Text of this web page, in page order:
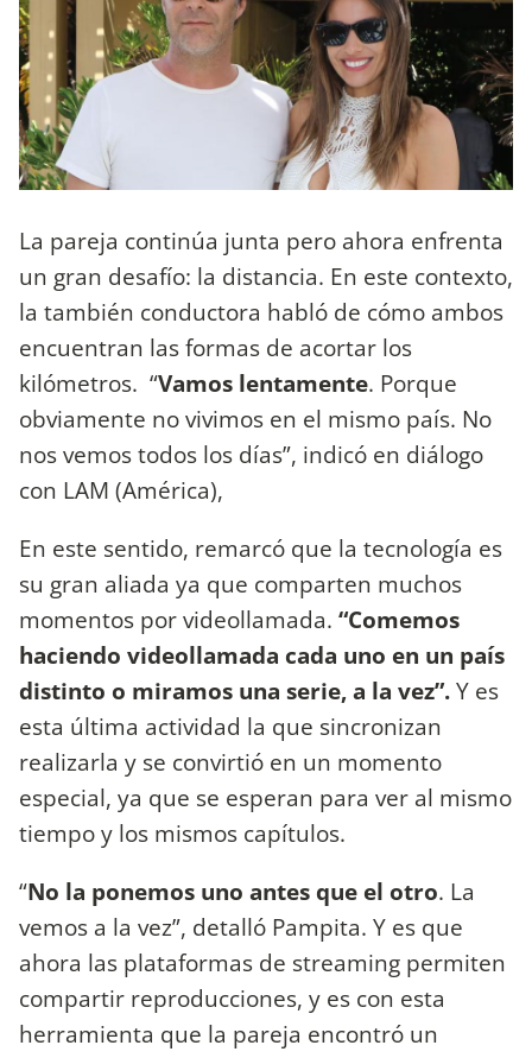
La pareja continúa junta pero ahora enfrenta
un gran desafío: la distancia. En este contexto,
la también conductora habló de cómo ambos
encuentran las formas de acortar los
kilómetros. “Vamos lentamente. Porque
obviamente no vivimos en el mismo país. No
nos vemos todos los días”, indicó en diálogo
con LAM (América),
En este sentido, remarcó que la tecnología es
su gran aliada ya que comparten muchos
momentos por videollamada. “Comemos
haciendo videollamada cada uno en un país
distinto o miramos una serie, a la vez”.Y es
esta última actividad la que sincronizan
realizarla y se convirtió en un momento
especial, ya que se esperan para ver al mismo
tiempo y los mismos capítulos.
“No la ponemos uno antes que el otro. La
vemos a la vez”, detalló Pampita. Y es que
ahora las plataformas de streaming permiten
compartir reproducciones, y es con esta
herramienta que la pareja encontró un